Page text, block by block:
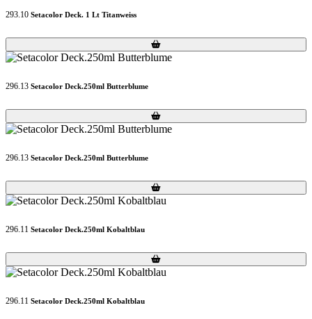
293.10 Setacolor Deck. 1 Lt Titanweiss
Loading...
Loading...
296.13 Setacolor Deck.250ml Butterblume
Loading...
Loading...
296.13 Setacolor Deck.250ml Butterblume
Loading...
Loading...
296.11 Setacolor Deck.250ml Kobaltblau
Loading...
Loading...
296.11 Setacolor Deck.250ml Kobaltblau